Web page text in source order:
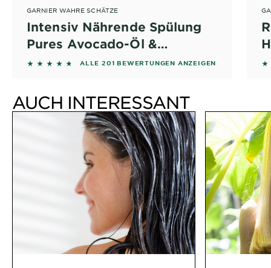
GARNIER WAHRE SCHÄTZE
Intensiv Nährende Spülung
Pures Avocado-Öl &
Sheabutter
4.5771 out of 5 stars based on reviews
ALLE 201 BEWERTUNGEN ANZEIGEN
AUCH INTERESSANT